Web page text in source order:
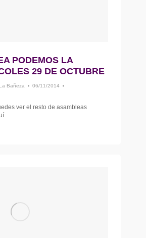
PODEMOS LA
29 DE OCTUBRE
Bañeza
06/11/2014
ver el resto de asambleas